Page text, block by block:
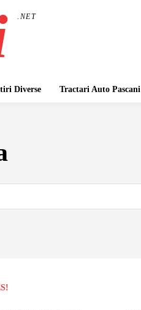
.NET
Diverse Tractari Auto Pascani